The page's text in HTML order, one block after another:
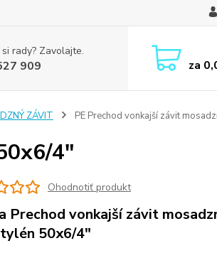
rady? Zavolajte.
909 za
ZÁVIT PE Prechod vonkajší závit
4"
Ohodnotiť produkt
Prechod vonkajší závit
50x6/4"